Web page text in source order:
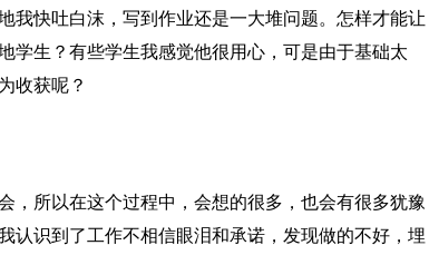
我快吐白沫，写到作业还是一大堆问题。怎样才能让
学生？有些学生我感觉他很用心，可是由于基础太
收获呢？
，所以在这个过程中，会想的很多，也会有很多犹豫
认识到了工作不相信眼泪和承诺，发现做的不好，埋